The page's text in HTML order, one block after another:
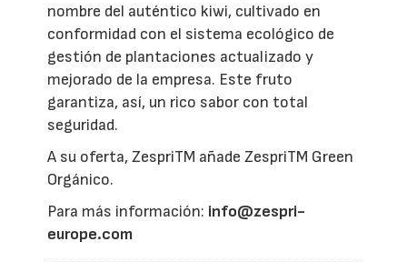
nombre del auténtico kiwi, cultivado en
conformidad con el sistema ecológico de
gestión de plantaciones actualizado y
mejorado de la empresa. Este fruto
garantiza, así, un rico sabor con total
seguridad.
A su oferta, ZespriTM añade ZespriTM Green
Orgánico.
Para más información: info@zespri-
europe.com